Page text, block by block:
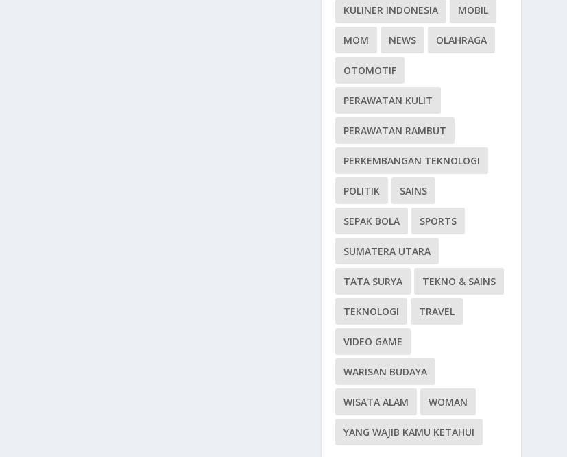
KULINER INDONESIA MOBIL
MOM NEWS OLAHRAGA
OTOMOTIF
PERAWATAN KULIT
PERAWATAN RAMBUT
PERKEMBANGAN TEKNOLOGI
POLITIK SAINS
SEPAK BOLA SPORTS
SUMATERA UTARA
TATA SURYA TEKNO & SAINS
TEKNOLOGI TRAVEL
VIDEO GAME
WARISAN BUDAYA
WISATA ALAM WOMAN
YANG WAJIB KAMU KETAHUI